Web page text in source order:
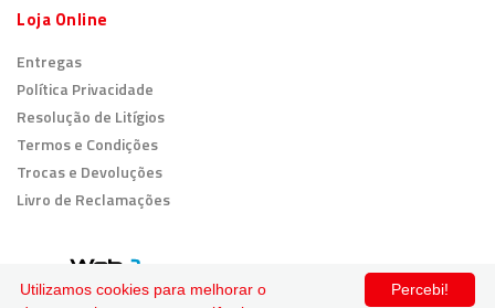
Loja Online
Entregas
Política Privacidade
Resolução de Litígios
Termos e Condições
Trocas e Devoluções
Livro de Reclamações
Percebi!
Utilizamos cookies para melhorar o